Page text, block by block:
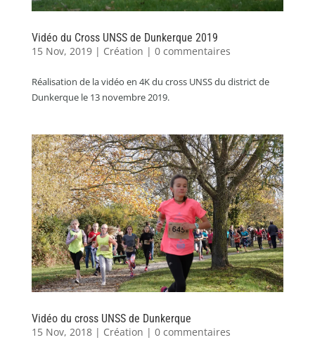
Vidéo du Cross UNSS de Dunkerque 2019
15 Nov, 2019| Création | 0 commentaires
Réalisation de la vidéo en 4K du cross UNSS du district de
Dunkerque le 13 novembre 2019.
Vidéo du cross UNSS de Dunkerque
15 Nov, 2018| Création | 0 commentaires